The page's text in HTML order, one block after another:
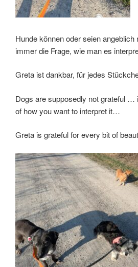
Hunde können oder seien
immer die Frage, wie man es
Greta ist dankbar, für jedes
Dogs are supposedly not grateful …
of how you want to interpret it…
Greta is grateful for every bit of